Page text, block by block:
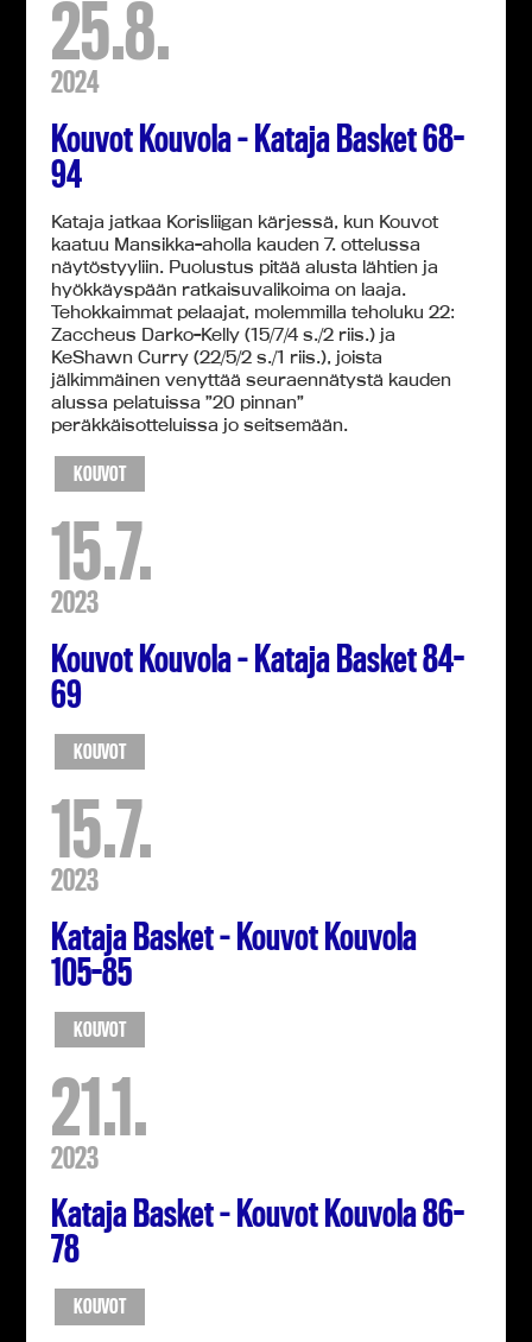
25.8.
2024
Kouvot Kouvola – Kataja Basket 68-
94
Kataja jatkaa Korisliigan kärjessä, kun Kouvot
kaatuu Mansikka-aholla kauden 7. ottelussa
näytöstyyliin. Puolustus pitää alusta lähtien ja
hyökkäyspään ratkaisuvalikoima on laaja.
Tehokkaimmat pelaajat, molemmilla teholuku 22:
Zaccheus Darko-Kelly (15/7/4 s./2 riis.) ja
KeShawn Curry (22/5/2 s./1 riis.), joista
jälkimmäinen venyttää seuraennätystä kauden
alussa pelatuissa ”20 pinnan”
peräkkäisotteluissa jo seitsemään.
KOUVOT
15.7.
2023
Kouvot Kouvola – Kataja Basket 84-
69
KOUVOT
15.7.
2023
Kataja Basket – Kouvot Kouvola
105-85
KOUVOT
21.1.
2023
Kataja Basket – Kouvot Kouvola 86-
78
KOUVOT